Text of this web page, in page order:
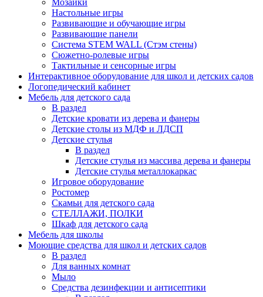
Мозаики
Настольные игры
Развивающие и обучающие игры
Развивающие панели
Система STEM WALL (Cтэм стены)
Сюжетно-ролевые игры
Тактильные и сенсорные игры
Интерактивное оборудование для школ и детских садов
Логопедический кабинет
Мебель для детского сада
В раздел
Детские кровати из дерева и фанеры
Детские столы из МДФ и ЛДСП
Детские стулья
В раздел
Детские стулья из массива дерева и фанеры
Детские стулья металлокаркас
Игровое оборудование
Ростомер
Скамьи для детского сада
СТЕЛЛАЖИ, ПОЛКИ
Шкаф для детского сада
Мебель для школы
Моющие средства для школ и детских садов
В раздел
Для ванных комнат
Мыло
Средства дезинфекции и антисептики